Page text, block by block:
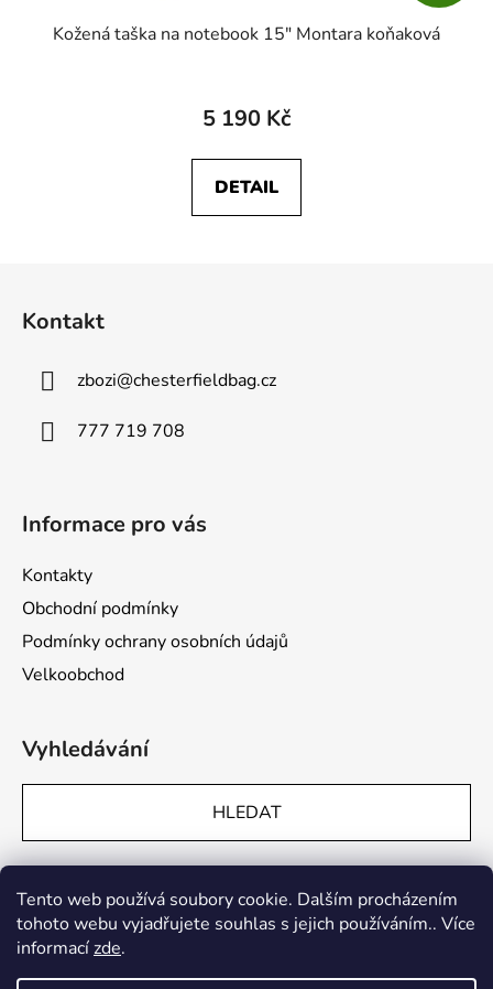
Tento web používá soubory cookie. Dalším procházením
tohoto webu vyjadřujete souhlas s jejich používáním.. Více
informacízde.
Kožená taška na notebook 15" Montara koňaková
5 190 Kč
DETAIL
Kontakt
zbozi@chesterfieldbag.cz
777 719 708
Informace pro vás
Kontakty
Obchodní podmínky
Podmínky ochrany osobních údajů
Velkoobchod
Vyhledávání
HLEDAT
Přijímáme online platby